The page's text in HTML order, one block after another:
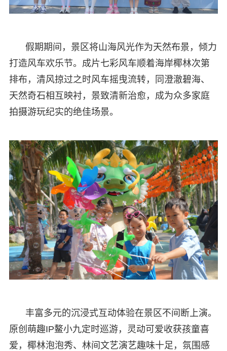
假期期间，景区将山海风光作为天然布景，倾力
打造风车欢乐节。成片七彩风车顺着海岸椰林次第
排布，清风掠过之时风车摇曳流转，同澄澈碧海、
天然奇石相互映衬，景致清新治愈，成为众多家庭
拍摄游玩纪实的绝佳场景。
丰富多元的沉浸式互动体验在景区不间断上演。
原创萌趣IP鳌小九定时巡游，灵动可爱收获孩童喜
爱，椰林泡泡秀、林间文艺演艺趣味十足，氛围感